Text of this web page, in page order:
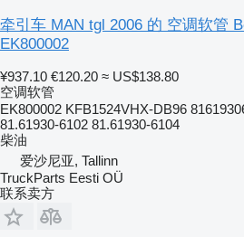
牵引车 MAN tgl 2006 的 空调软管
EK800002
¥937.10 €120.20 ≈ US$138.80
空调软管
EK800002 KFB1524VHX-DB96
81.61930-6102 81.61930-6104
柴油
爱沙尼亚, Tallinn
TruckParts Eesti OÜ
联系卖方